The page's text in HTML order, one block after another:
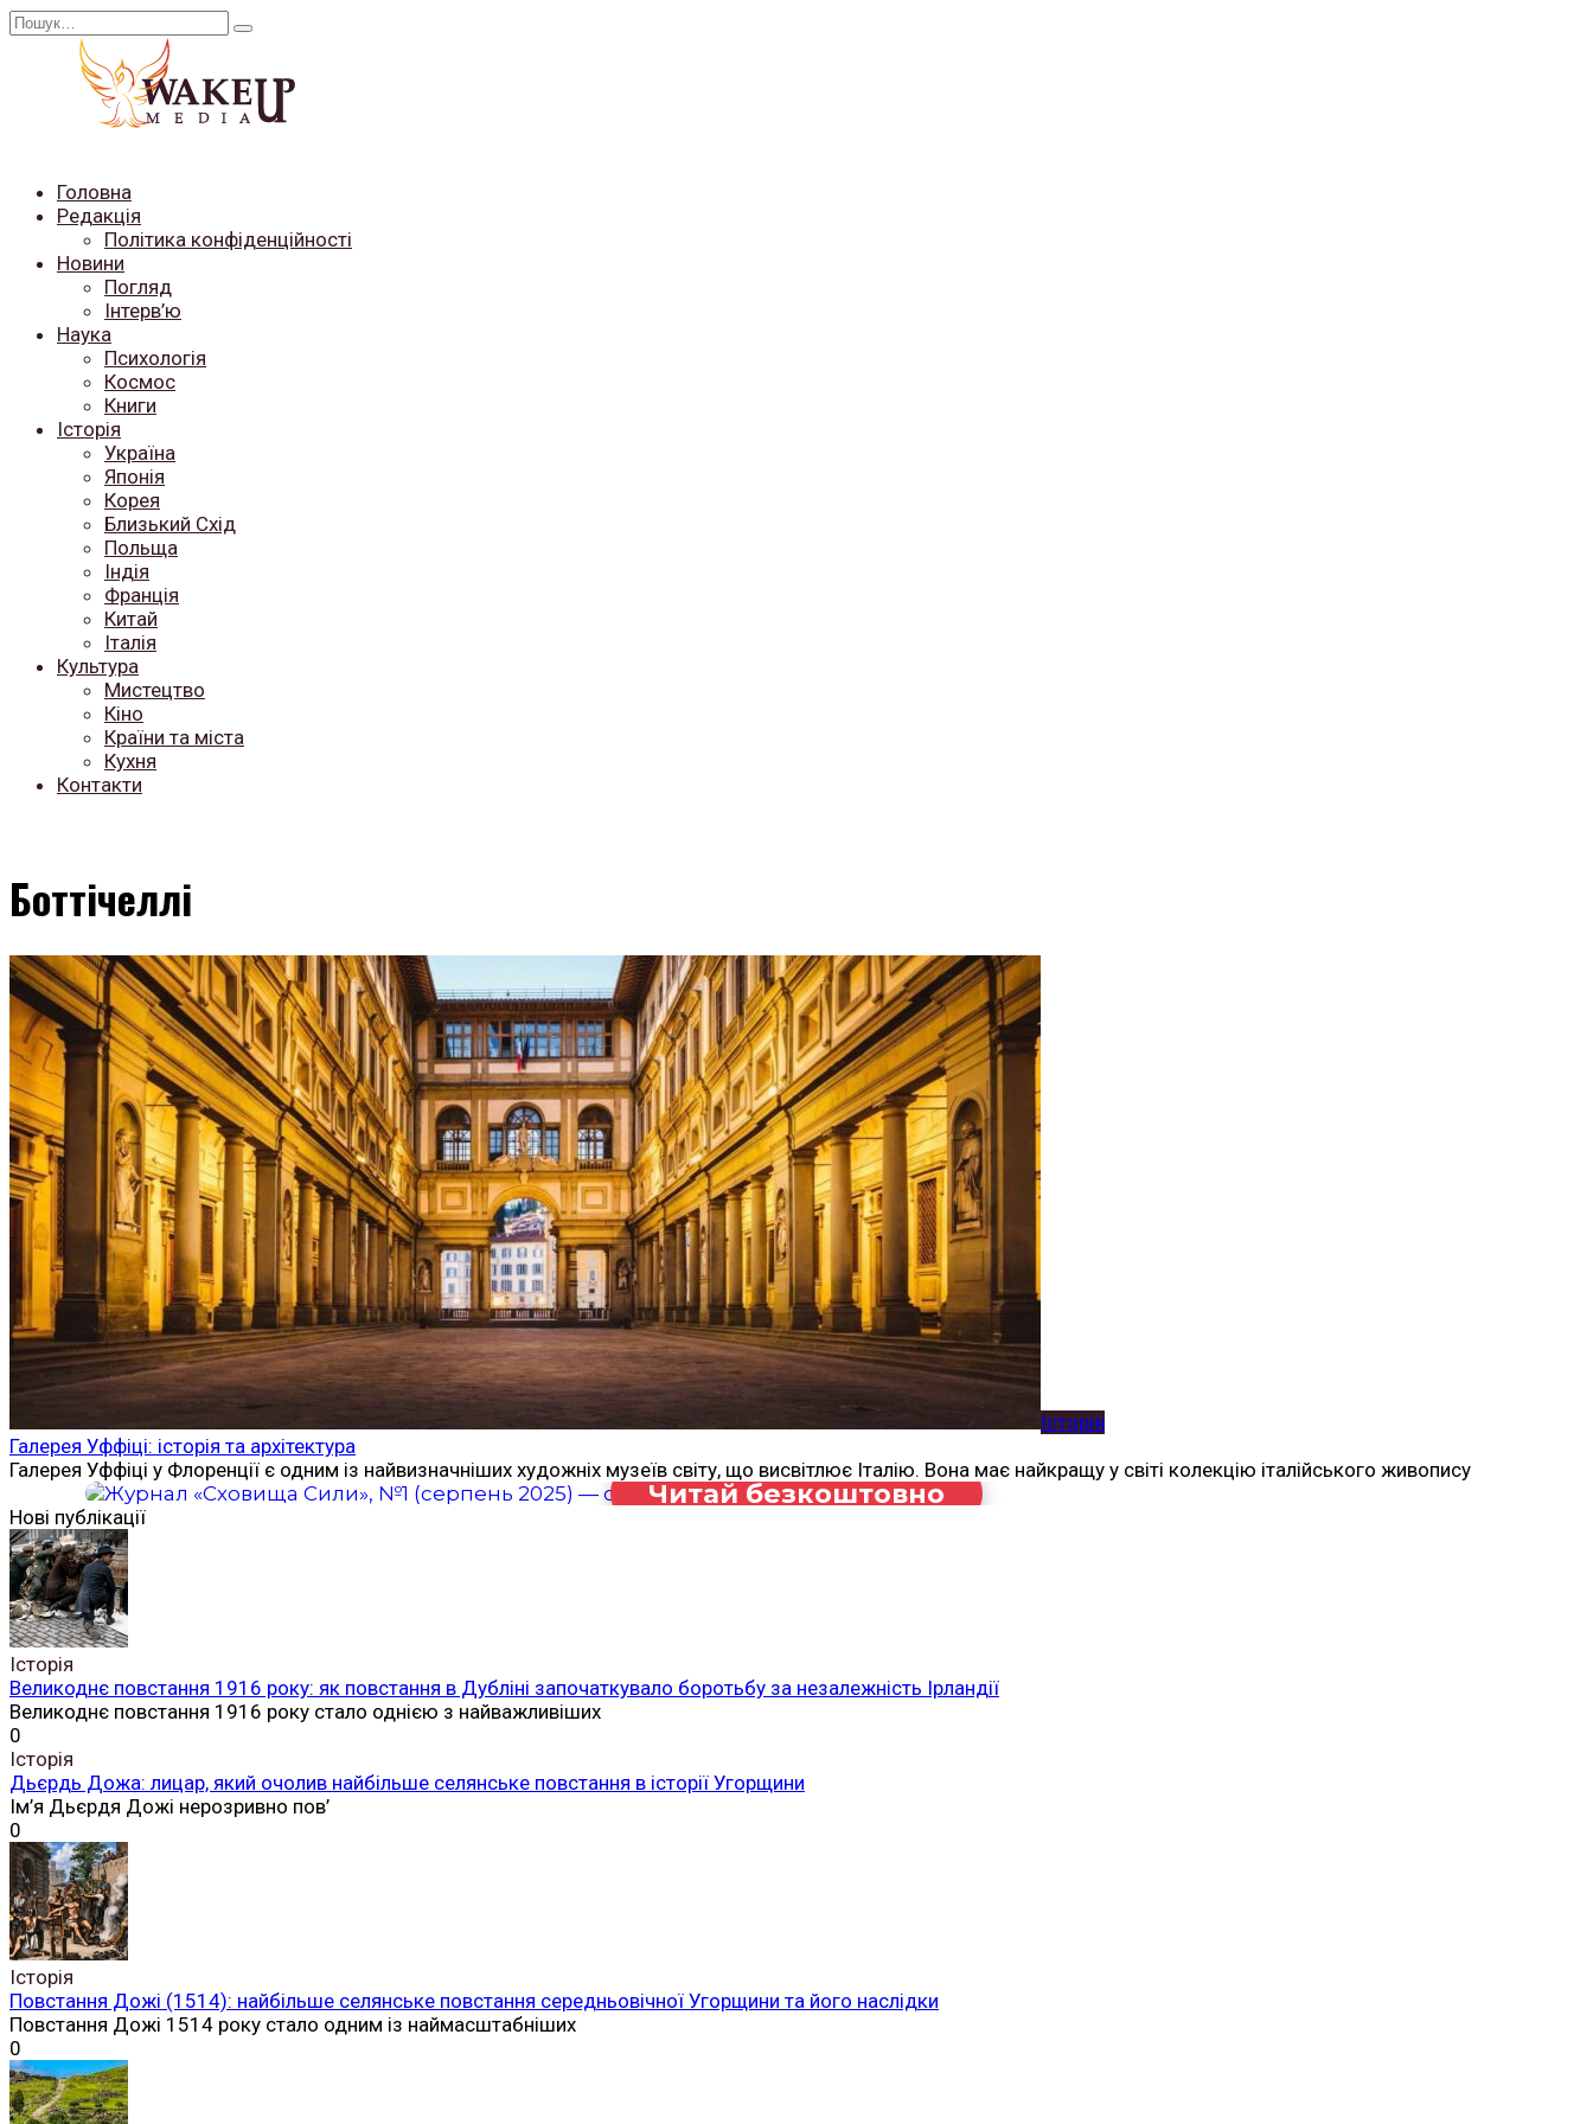
Перейти
Search
Головна
Редакція
Політика конфіденційності
Новини
Погляд
Інтерв’ю
Наука
Психологія
Космос
Книги
Історія
Україна
Японія
Корея
Близький Схід
Польща
Індія
Франція
Китай
Італія
Культура
Мистецтво
Кіно
Країни та міста
Кухня
Контакти
Боттічеллі
Історія
Галерея Уффіці: історія та архітектура
Галерея Уффіці у Флоренції є одним із найвизначніших художніх музеїв світу, що висвітлює Італію. Вона має найкращу у світі колекцію італійського живопису
Читай безкоштовно
Нові публікації
Історія
Великоднє повстання 1916 року: як повстання в Дубліні започаткувало боротьбу за незалежність Ірландії
Великоднє повстання 1916 року стало однією з найважливіших
0
Історія
Дьєрдь Дожа: лицар, який очолив найбільше селянське повстання в історії Угорщини
Ім’я Дьєрдя Дожі нерозривно пов’
0
Історія
Повстання Дожі (1514): найбільше селянське повстання середньовічної Угорщини та його наслідки
Повстання Дожі 1514 року стало одним із наймасштабніших
0